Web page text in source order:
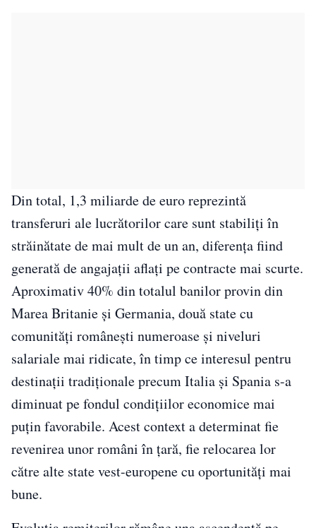
Din total, 1,3 miliarde de euro reprezintă
transferuri ale lucrătorilor care sunt stabiliți în
străinătate de mai mult de un an, diferența fiind
generată de angajații aflați pe contracte mai scurte.
Aproximativ 40% din totalul banilor provin din
Marea Britanie și Germania, două state cu
comunități românești numeroase și niveluri
salariale mai ridicate, în timp ce interesul pentru
destinații tradiționale precum Italia și Spania s-a
diminuat pe fondul condițiilor economice mai
puțin favorabile. Acest context a determinat fie
revenirea unor români în țară, fie relocarea lor
către alte state vest-europene cu oportunități mai
bune.